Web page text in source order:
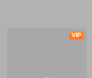
VIP